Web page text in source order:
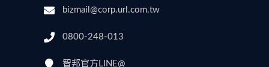
bizmail@corp.url.com.tw
0800-248-013
智邦官方LINE@